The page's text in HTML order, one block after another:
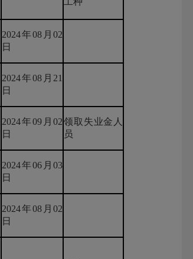
2024年08月02
日
2024年08月21
日
2024年09月02
日
领取失业金人
员
2024年06月03
日
2024年08月02
日